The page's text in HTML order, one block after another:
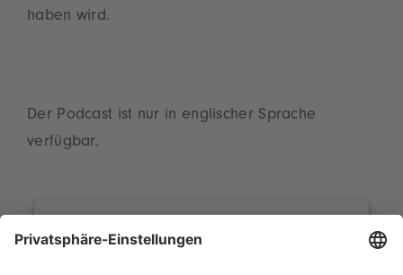
haben wird.
Der Podcast ist nur in englischer Sprache
verfügbar.
Wir benötigen Ihre Zustimmung, um
den Spotify-Service zu laden!